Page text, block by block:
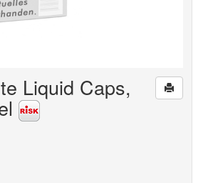
Liquid Caps,